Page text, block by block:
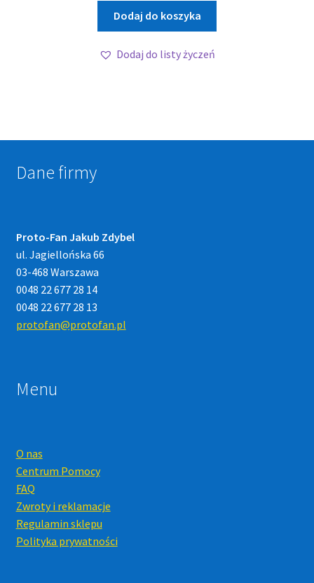
Dodaj do koszyka
Dodaj do listy życzeń
Dane firmy
Proto-Fan Jakub Zdybel
ul. Jagiellońska 66
03-468 Warszawa
0048 22 677 28 14
0048 22 677 28 13
protofan@protofan.pl
Menu
O nas
Centrum Pomocy
FAQ
Zwroty i reklamacje
Regulamin sklepu
Polityka prywatności